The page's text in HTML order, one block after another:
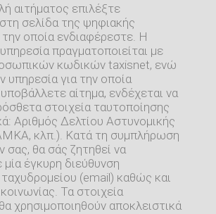
αιτήματος επιλέξτε
στη σελίδα της ψηφιακής
την οποία ενδιαφέρεστε. Η
πραγματοποιείται με
κωδικών taxisnet, ενώ
υπηρεσία για την οποία
αίτημα, ενδέχεται να
στοιχεία ταυτοποίησης
Αριθμός Δελτίου Αστυνομικής
κλπ.). Κατά τη συμπλήρωση
σας, θα σάς ζητηθεί να
έγκυρη διεύθυνση
(email) καθώς και
Τα στοιχεία
χρησιμοποιηθούν αποκλειστικά